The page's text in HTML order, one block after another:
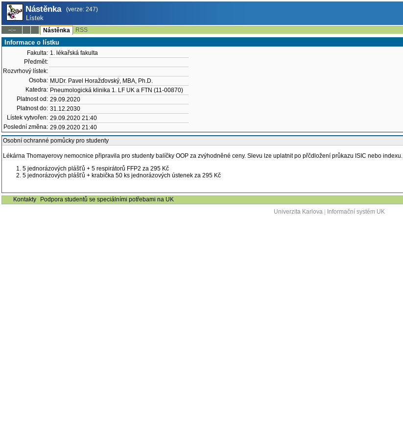
Nástěnka (verze: 247)
Lístek
--:-- Nástěnka RSS
Informace o lístku
Fakulta: 1. lékařská fakulta
Předmět:
Rozvrhový lístek:
Osoba: MUDr. Pavel Horažďovský, MBA, Ph.D.
Katedra: Pneumologická klinika 1. LF UK a FTN (11-00870)
Platnost od: 29.09.2020
Platnost do: 31.12.2030
Lístek vytvořen: 29.09.2020 21:40
Poslední změna: 29.09.2020 21:40
Osobní ochranné pomůcky pro studenty
Lékárna Thomayerovy nemocnice připravila pro studenty balíčky OOP za zvýhodněné ceny. Slevu lze uplatnit po přčdložení průkazu ISIC nebo indexu.
5 jednorázových plášťů + 5 respirátorů FFP2 za 295 Kč
5 jednorázových plášťů + krabička 50 ks jednorázových ústenek za 295 Kč
Kontakty
Podpora studentů se speciálními potřebami na UK
Univerzita Karlova| Informační systém UK